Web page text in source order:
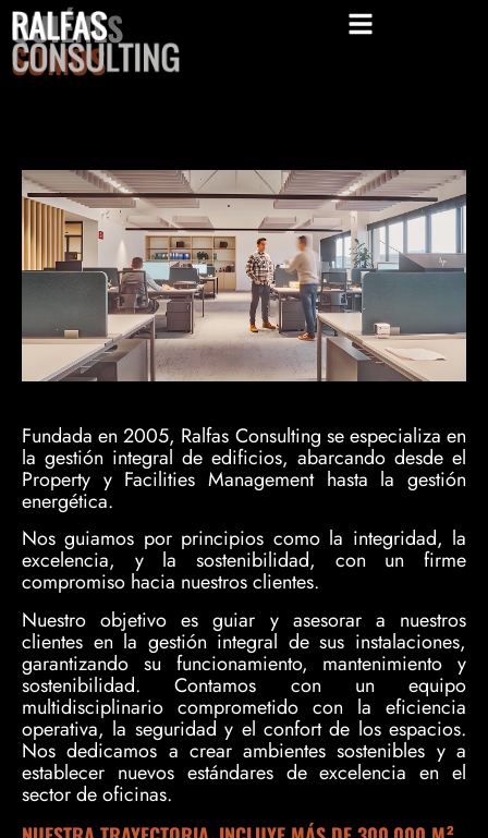
QUIÉNES
SOMOS
Fundada en 2005, Ralfas Consulting se especializa en
la gestión integral de edificios, abarcando desde el
Property y Facilities Management hasta la gestión
energética.
Nos guiamos por principios como la integridad, la
excelencia, y la sostenibilidad, con un firme
compromiso hacia nuestros clientes.
Nuestro objetivo es guiar y asesorar a nuestros
clientes en la gestión integral de sus instalaciones,
garantizando su funcionamiento, mantenimiento y
sostenibilidad. Contamos con un equipo
multidisciplinario comprometido con la eficiencia
operativa, la seguridad y el confort de los espacios.
Nos dedicamos a crear ambientes sostenibles y a
establecer nuevos estándares de excelencia en el
sector de oficinas.